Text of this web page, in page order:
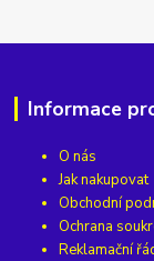
Informace
O nás
Jak nakupovat
Obchodní
Ochrana
Reklamační